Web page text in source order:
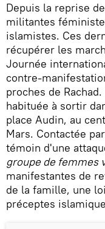
​Depuis la reprise
militantes
islamistes. Ces
récupérer les
Journée
contre-
proches de
habituée à sortir
place Audin, au
Mars. Contactée
témoin d'une
groupe de femmes
manifestantes de
de la famille, une
préceptes